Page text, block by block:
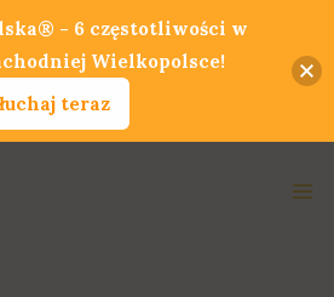
- 6 częstotliwości w
Wielkopolsce!
teraz